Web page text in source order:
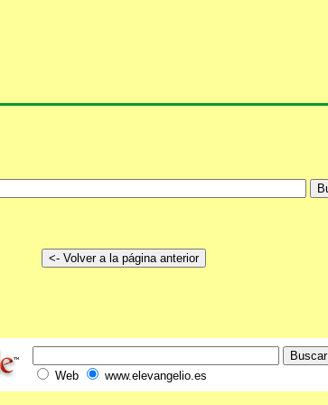
Web www.elevangelio.es